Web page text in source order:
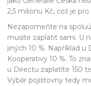
2,5 milionu Kč, což je
Nezapomeňte na
musíte zaplatit sami. U
jiných 10 %. Například u
Kooperativy 10 %. To
u Directu zaplatíte 150
Výběr pojišťovny tedy